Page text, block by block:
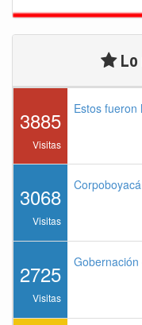
Lo
3885
Visitas
Estos
3068
Visitas
2725
Visitas